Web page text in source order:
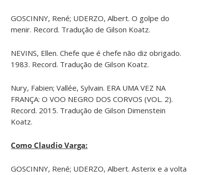
GOSCINNY, René; UDERZO, Albert. O golpe do
menir. Record. Tradução de Gilson Koatz.
NEVINS, Ellen. Chefe que é chefe não diz obrigado.
1983. Record. Tradução de Gilson Koatz.
Nury, Fabien; Vallée, Sylvain. ERA UMA VEZ NA
FRANÇA: O VOO NEGRO DOS CORVOS (VOL. 2).
Record. 2015. Tradução de Gilson Dimenstein
Koatz.
Como Claudio Varga:
GOSCINNY, René; UDERZO, Albert. Asterix e a volta